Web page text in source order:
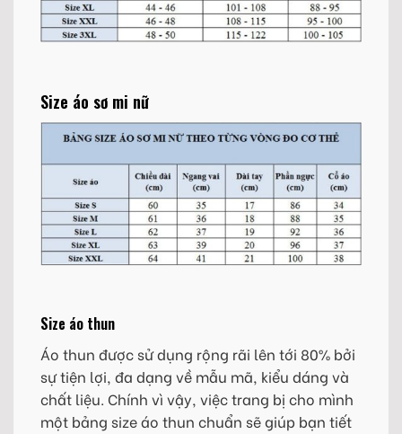
Size áo sơ mi nữ
Size áo thun
Áo thun được sử dụng rộng rãi lên tới 80% bởi
sự tiện lợi, đa dạng về mẫu mã, kiểu dáng và
chất liệu. Chính vì vậy, việc trang bị cho mình
một bảng size áo thun chuẩn sẽ giúp bạn tiết